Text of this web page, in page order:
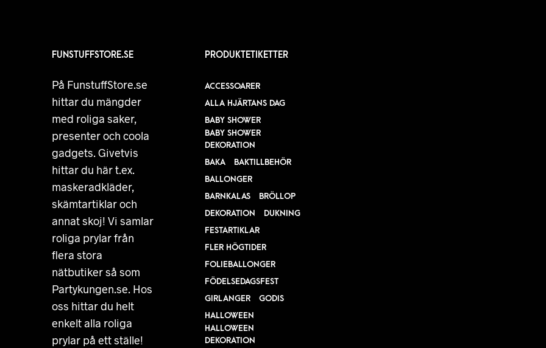
FUNSTUFFSTORE.SE
På FunstuffStore.se
hittar du mängder
med roliga saker,
presenter och coola
gadgets. Givetvis
hittar du här t.ex.
maskeradkläder,
skämtartiklar och
annat skoj! Vi samlar
roliga prylar från
flera stora
nätbutiker så som
Partykungen.se. Hos
oss hittar du helt
enkelt alla roliga
prylar på ett ställe!
PRODUKTETIKETTER
ACCESSOARER
ALLA HJÄRTANS DAG
BABY SHOWER
BABY SHOWER
DEKORATION
BAKA
BAKTILLBEHÖR
BALLONGER
BARNKALAS
BRÖLLOP
DEKORATION
DUKNING
FESTARTIKLAR
FLER HÖGTIDER
FOLIEBALLONGER
FÖDELSEDAGSFEST
GIRLANGER
GODIS
HALLOWEEN
HALLOWEEN
DEKORATION